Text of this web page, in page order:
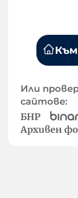
Или
сайтове:
БНР
Архивен